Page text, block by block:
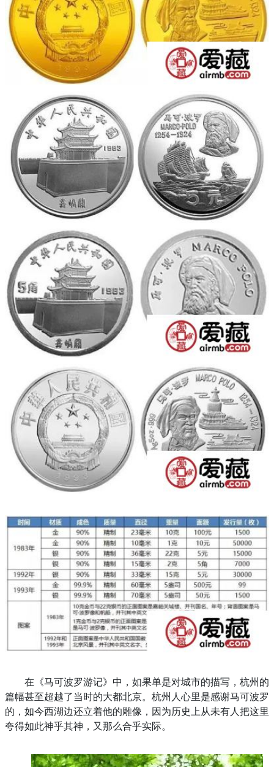
在《马可波罗游记》中，如果单是对城市的描写，杭州的
篇幅甚至超越了当时的大都北京。杭州人心里是感谢马可波罗
的，如今西湖边还立着他的雕像，因为历史上从未有人把这里
夸得如此神乎其神，又那么合乎实际。